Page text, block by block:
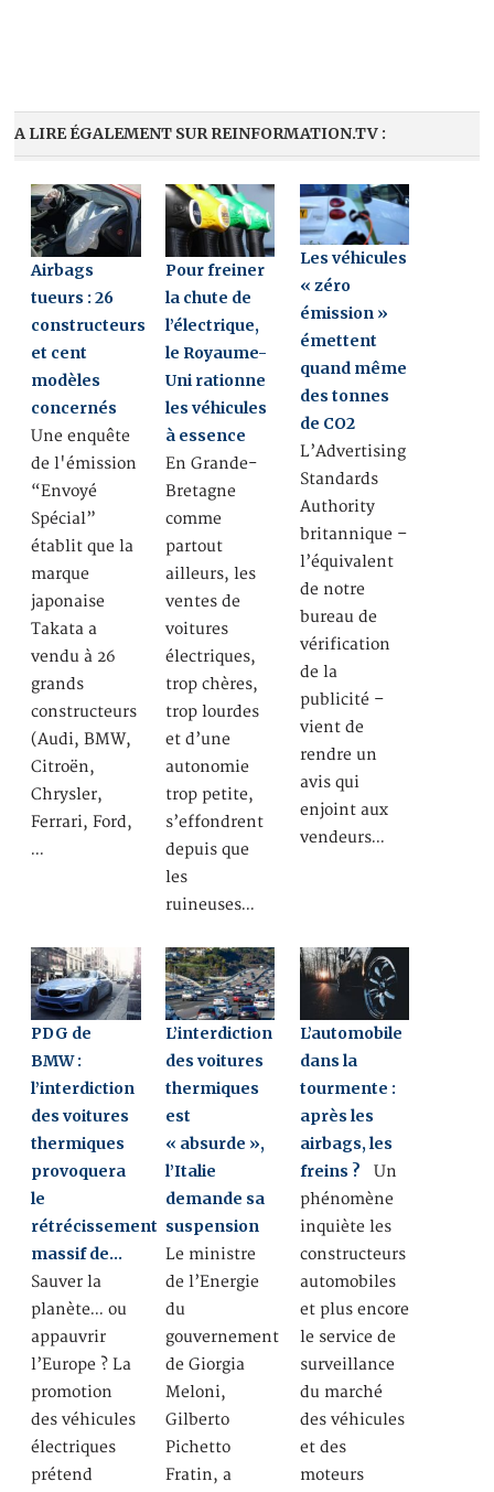
A LIRE ÉGALEMENT SUR REINFORMATION.TV :
Airbags
tueurs : 26
constructeurs
et cent
modèles
concernés
Une enquête
de l'émission
“Envoyé
Spécial”
établit que la
marque
japonaise
Takata a
vendu à 26
grands
constructeurs
(Audi, BMW,
Citroën,
Chrysler,
Ferrari, Ford,
…
Pour freiner
la chute de
l’électrique,
le Royaume-
Uni rationne
les véhicules
à essence
En Grande-
Bretagne
comme
partout
ailleurs, les
ventes de
voitures
électriques,
trop chères,
trop lourdes
et d’une
autonomie
trop petite,
s’effondrent
depuis que
les
ruineuses…
Les véhicules
« zéro
émission »
émettent
quand même
des tonnes
de CO2
L’Advertising
Standards
Authority
britannique –
l’équivalent
de notre
bureau de
vérification
de la
publicité –
vient de
rendre un
avis qui
enjoint aux
vendeurs…
PDG de
BMW :
l’interdiction
des voitures
thermiques
provoquera
le
rétrécissement
massif de…
Sauver la
planète… ou
appauvrir
l’Europe ? La
promotion
des véhicules
électriques
prétend
L’interdiction
des voitures
thermiques
est
« absurde »,
l’Italie
demande sa
suspension
Le ministre
de l’Energie
du
gouvernement
de Giorgia
Meloni,
Gilberto
Pichetto
Fratin, a
L’automobile
dans la
tourmente :
après les
airbags, les
freins ? Un
phénomène
inquiète les
constructeurs
automobiles
et plus encore
le service de
surveillance
du marché
des véhicules
et des
moteurs